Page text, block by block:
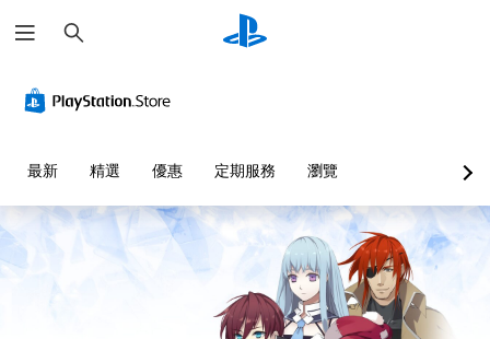
尋
最新 精選 優惠 定期服務 瀏覽